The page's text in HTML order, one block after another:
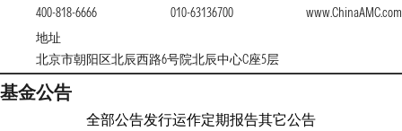
400-818-6666
010-63136700
www.ChinaAMC.com
地址
北京市朝阳区北辰西路6号院北辰中心C座5层
基金公告
全部公告发行运作定期报告其它公告